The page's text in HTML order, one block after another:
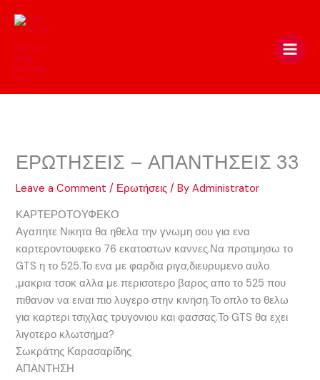
content
ΕΡΩΤΗΣΕΙΣ – ΑΠΑΝΤΗΣΕΙΣ 33
Leave a Comment / Ερωτήσεις / ByAdministrator
ΚΑΡΤΕΡΟΤΟΥΦΕΚΟ
Αγαπητε Νικητα θα ηθελα την γνωμη σου για ενα
καρτεροντουφεκο 76 εκατοστων καννες.Να προτιμησω το
GTS η το 525.Το ενα με φαρδια ριγα,διευρυμενο αυλο
,μακρια τσοκ αλλα με περισοτερο βαρος απο το 525 που
πιθανον να ειναι πιο λυγερο στην κινηση.Το οπλο το θελω
για καρτερι τσιχλας τρυγονιου και φασσας.Το GTS θα εχει
λιγοτερο κλωτσημα?
Σωκράτης Καρασαρίδης
ΑΠΑΝΤΗΣΗ